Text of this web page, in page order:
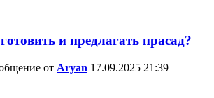
и предлагать прасад?
от Aryan 17.09.2025 21:39